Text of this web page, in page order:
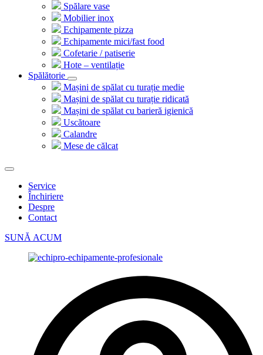
Spălare vase
Mobilier inox
Echipamente pizza
Echipamente mici/fast food
Cofetarie / patiserie
Hote – ventilație
Spălătorie
Mașini de spălat cu turație medie
Mașini de spălat cu turație ridicată
Mașini de spălat cu barieră igienică
Uscătoare
Calandre
Mese de călcat
Service
Închiriere
Despre
Contact
SUNĂ ACUM